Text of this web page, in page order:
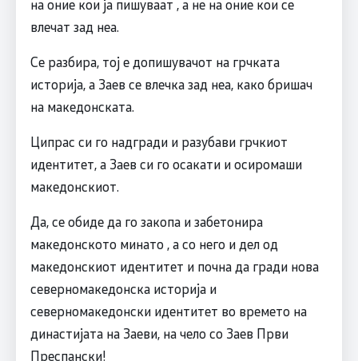
на оние кои ја пишуваат , а не на оние кои се
влечат зад неа.
Се разбира, тој е допишувачот на грчката
историја, а Заев се влечка зад неа, како бришач
на македонската.
Ципрас си го надгради и разубави грчкиот
идентитет, а Заев си го осакати и осиромаши
македонскиот.
Да, се обиде да го закопа и забетонира
македонското минато , а со него и дел од
македонскиот идентитет и почна да гради нова
северномакедонска историја и
северномакедонски идентитет во времето на
династијата на Заеви, на чело со Заев Први
Преспански!